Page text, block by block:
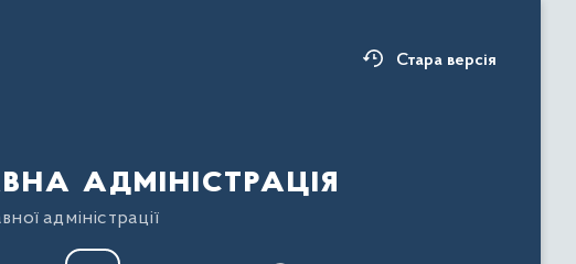
Стара версія
адміністрація
адміністрації